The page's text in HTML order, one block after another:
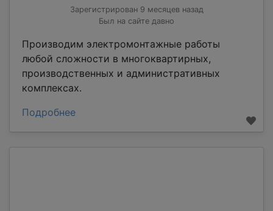
Зарегистрирован 9 месяцев назад
Был на сайте давно
Производим электромонтажные работы
любой сложности в многоквартирных,
производственных и административных
комплексах.
Подробнее